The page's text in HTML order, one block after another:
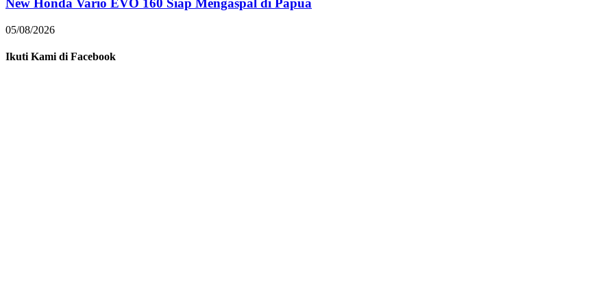
New Honda Vario EVO 160 Siap Mengaspal di Papua
05/08/2026
Ikuti Kami di Facebook